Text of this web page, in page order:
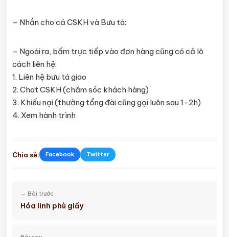
– Nhắn cho cả CSKH và Bưu tá:
– Ngoài ra, bấm trực tiếp vào đơn hàng cũng có cả lô
cách liên hệ:
1. Liên hệ bưu tá giao
2. Chat CSKH (chăm sóc khách hàng)
3. Khiếu nại (thường tổng đài cũng gọi luôn sau 1-2h)
4. Xem hành trình
Chia sẻ: Facebook Twitter
← Bài trước
Hóa linh phù giấy